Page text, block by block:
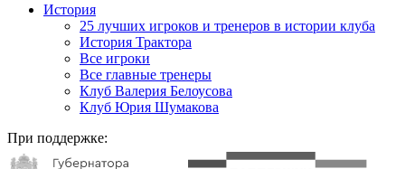
История
25 лучших игроков и тренеров в истории клуба
История Трактора
Все игроки
Все главные тренеры
Клуб Валерия Белоусова
Клуб Юрия Шумакова
При поддержке: